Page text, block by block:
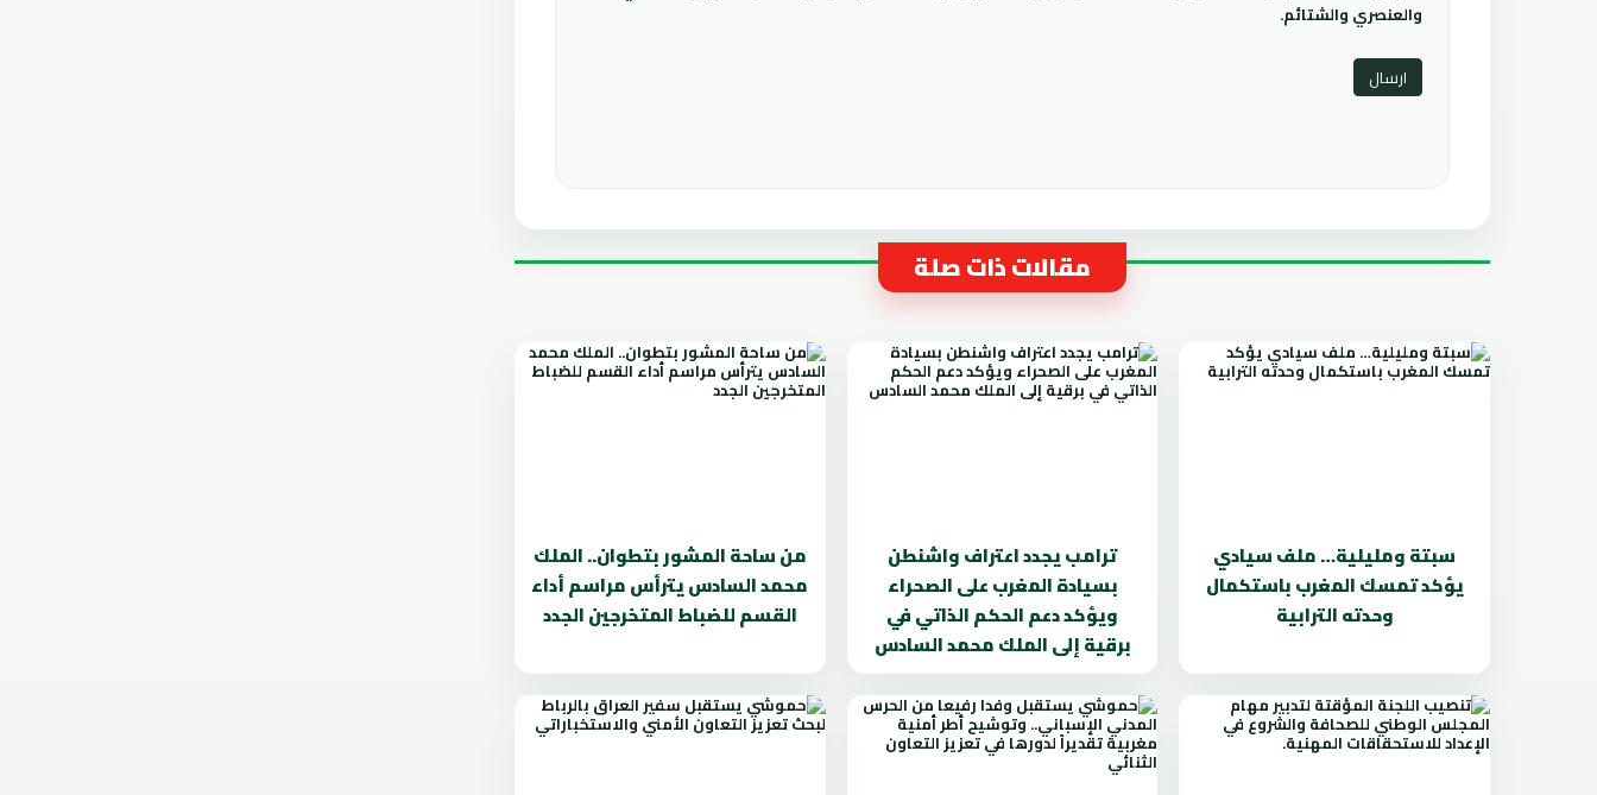
والعنصري والشتائم.
مقالات ذات صلة
سبتة ومليلية… ملف سيادي
يؤكد تمسك المغرب باستكمال
وحدته الترابية
ترامب يجدد اعتراف واشنطن
بسيادة المغرب على الصحراء
ويؤكد دعم الحكم الذاتي في
برقية إلى الملك محمد السادس
من ساحة المشور بتطوان.. الملك
محمد السادس يترأس مراسم أداء
القسم للضباط المتخرجين الجدد